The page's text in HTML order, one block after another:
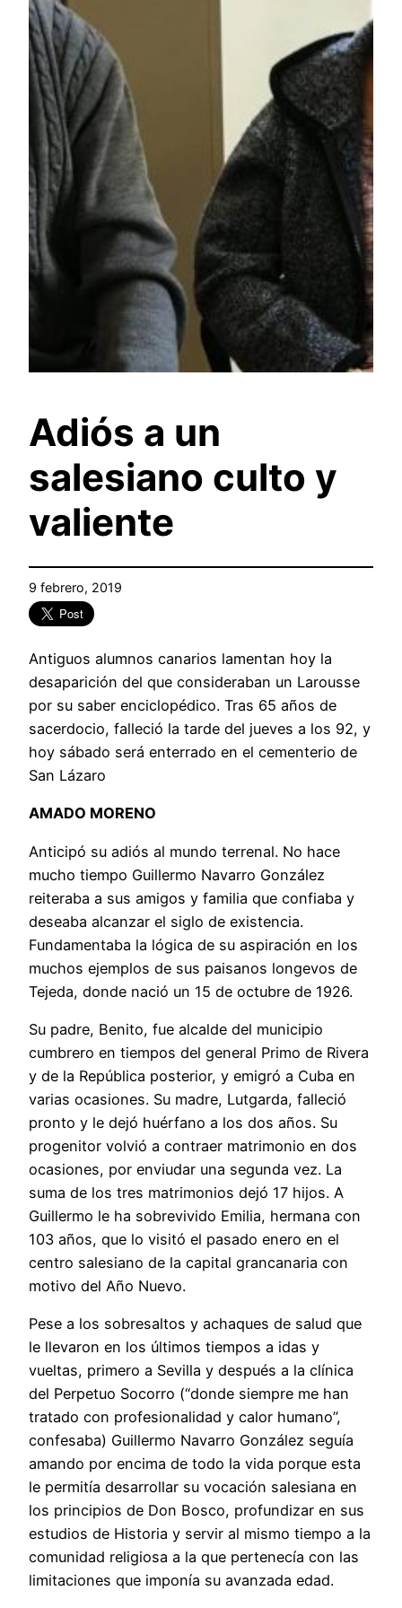
Adiós a un
salesiano culto y
valiente
9 febrero, 2019
Antiguos alumnos canarios lamentan hoy la
desaparición del que consideraban un Larousse
por su saber enciclopédico. Tras 65 años de
sacerdocio, falleció la tarde del jueves a los 92, y
hoy sábado será enterrado en el cementerio de
San Lázaro
AMADO MORENO
Anticipó su adiós al mundo terrenal. No hace
mucho tiempo Guillermo Navarro González
reiteraba a sus amigos y familia que confiaba y
deseaba alcanzar el siglo de existencia.
Fundamentaba la lógica de su aspiración en los
muchos ejemplos de sus paisanos longevos de
Tejeda, donde nació un 15 de octubre de 1926.
Su padre, Benito, fue alcalde del municipio
cumbrero en tiempos del general Primo de Rivera
y de la República posterior, y emigró a Cuba en
varias ocasiones. Su madre, Lutgarda, falleció
pronto y le dejó huérfano a los dos años. Su
progenitor volvió a contraer matrimonio en dos
ocasiones, por enviudar una segunda vez. La
suma de los tres matrimonios dejó 17 hijos. A
Guillermo le ha sobrevivido Emilia, hermana con
103 años, que lo visitó el pasado enero en el
centro salesiano de la capital grancanaria con
motivo del Año Nuevo.
Pese a los sobresaltos y achaques de salud que
le llevaron en los últimos tiempos a idas y
vueltas, primero a Sevilla y después a la clínica
del Perpetuo Socorro (“donde siempre me han
tratado con profesionalidad y calor humano”,
confesaba) Guillermo Navarro González seguía
amando por encima de todo la vida porque esta
le permitía desarrollar su vocación salesiana en
los principios de Don Bosco, profundizar en sus
estudios de Historia y servir al mismo tiempo a la
comunidad religiosa a la que pertenecía con las
limitaciones que imponía su avanzada edad.